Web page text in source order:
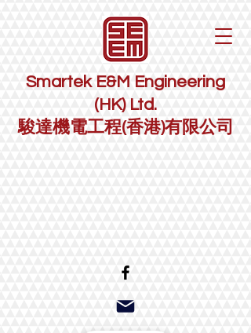
Smartek E&M Engineering
(HK) Ltd.
駿達機電工程(香港)有限公司